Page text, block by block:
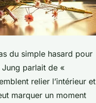
du simple hasard pour
parlait de «
relier l’intérieur et
marquer un moment